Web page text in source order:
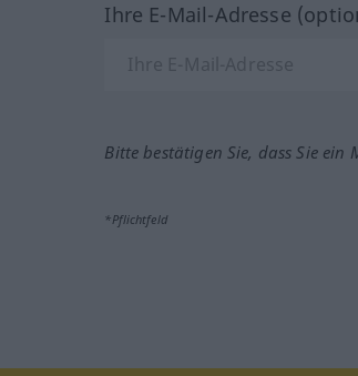
Ihre E-Mail-Adresse
Bitte bestätigen Sie, dass Sie ein
*Pflichtfeld